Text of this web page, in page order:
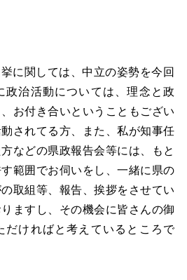
に関しては、中立の姿勢を今回
政治活動については、理念と政
お付き合いということもござい
されてる方、また、私が知事任
などの県政報告会等には、もと
範囲でお伺いをし、一緒に県の
取組等、報告、挨拶をさせてい
ますし、その機会に皆さんの御
だければと考えているところで